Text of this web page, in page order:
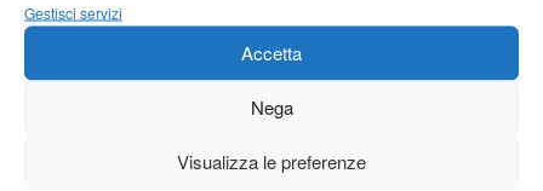
Gestisci servizi
Accetta
Nega
Visualizza le preferenze